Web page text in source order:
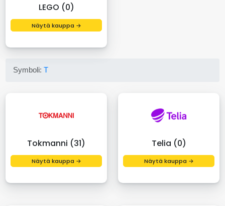
LEGO (0)
Näytä kauppa →
Symboli:T
Tokmanni (31)
Näytä kauppa →
Telia (0)
Näytä kauppa →